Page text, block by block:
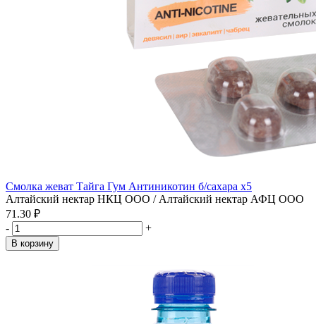
Смолка жеват Тайга Гум Антиникотин б/сахара x5
Алтайский нектар НКЦ ООО / Алтайский нектар АФЦ ООО
71.30 ₽
-
+
В корзину